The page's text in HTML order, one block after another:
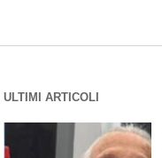
ULTIMI ARTICOLI